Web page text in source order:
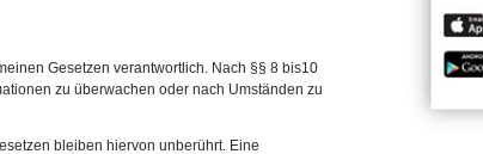
Gesetzen verantwortlich. Nach §§ 8 bis10
zu überwachen oder nach Umständen zu
bleiben hiervon unberührt. Eine